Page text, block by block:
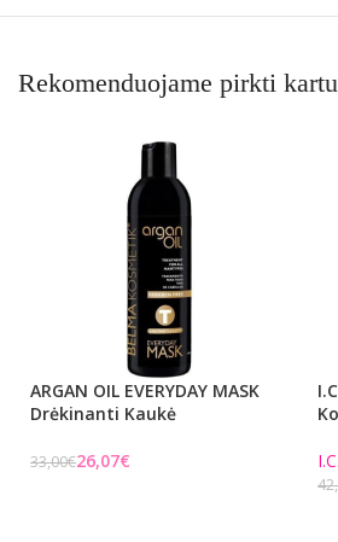
Rekomenduojame pirkti kartu
ARGAN OIL EVERYDAY MASK
Drėkinanti Kaukė
33,00€26,07€